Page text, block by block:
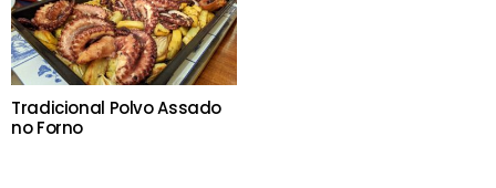
Tradicional Polvo Assado
no Forno